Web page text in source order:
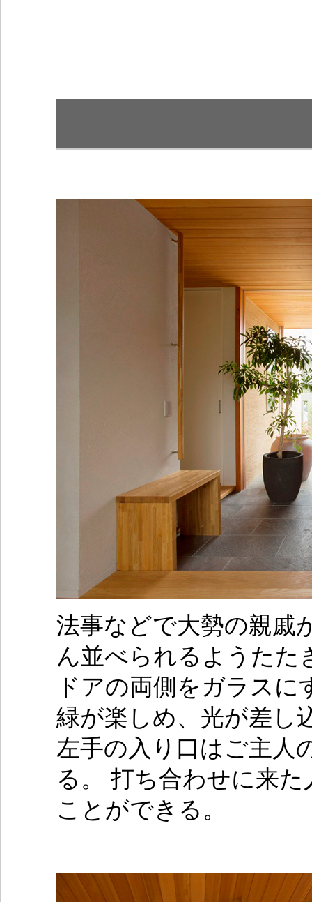
法事などで大勢の親戚
ん並べられるようたた
ドアの両側をガラス
緑が楽しめ、光が差し
左手の入り口はご主人
る。 打ち合わせに来
ことができる。